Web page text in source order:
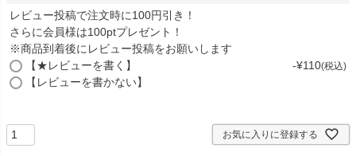
(
必
須
)
レビュー投稿で注文時に100円引き！
さらに会員様は100ptプレゼント！
※商品到着後にレビュー投稿をお願いします
【★レビューを書く】
-¥110 税込
【レビューを書かない】
お気に入りに登録する